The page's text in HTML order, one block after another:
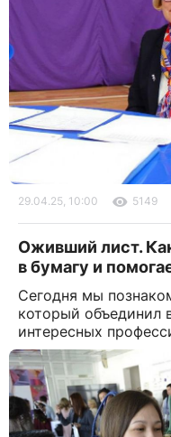
29.04.25, 10:00 5149
Оживший лист.
в бумагу и
Сегодня мы
который объединил
интересных